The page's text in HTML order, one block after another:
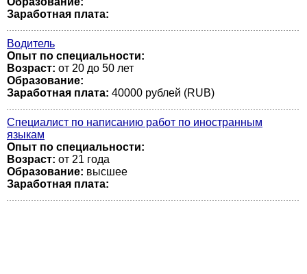
Заработная плата:
Водитель
Опыт по специальности:
Возраст: от 20 до 50 лет
Образование:
Заработная плата: 40000 рублей (RUB)
Специалист по написанию работ по иностранным
языкам
Опыт по специальности:
Возраст: от 21 года
Образование: высшее
Заработная плата: